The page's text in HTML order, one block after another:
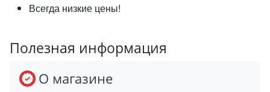
Всегда низкие цены!
Полезная информация
О магазине